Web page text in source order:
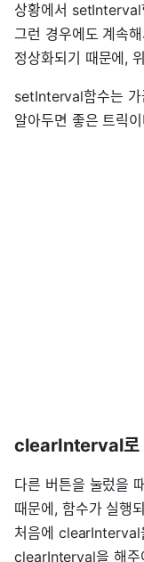
상황에서 setInterval
그런 경우에도 계속
정상화되기 때문에,
setInterval함수는 가
알아두면 좋은 트릭
clearInterval로
다른 버튼을 눌렀을
때문에, 함수가 실행
처음에 clearInterval
clearInterval을 해주